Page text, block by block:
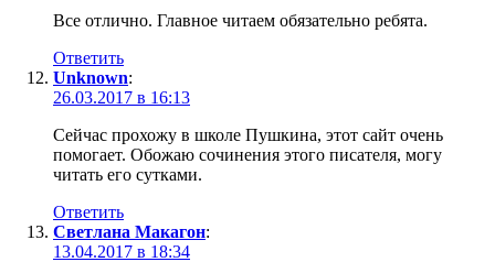
Все отлично. Главное читаем обязательно ребята.
Ответить
Unknown:
26.03.2017 в 16:13
Сейчас прохожу в школе Пушкина, этот сайт очень
помогает. Обожаю сочинения этого писателя, могу
читать его сутками.
Ответить
Светлана Макагон:
13.04.2017 в 18:34